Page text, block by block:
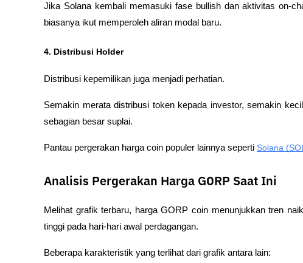
Jika Solana kembali memasuki fase bullish dan aktivitas on-
biasanya ikut memperoleh aliran modal baru.
4. Distribusi Holder
Distribusi kepemilikan juga menjadi perhatian.
Semakin merata distribusi token kepada investor, semakin
sebagian besar suplai.
Pantau pergerakan harga coin populer lainnya seperti Solana
Analisis Pergerakan Harga GORP Saat Ini
Melihat grafik terbaru, harga GORP coin menunjukkan tren
tinggi pada hari-hari awal perdagangan.
Beberapa karakteristik yang terlihat dari grafik antara lain: